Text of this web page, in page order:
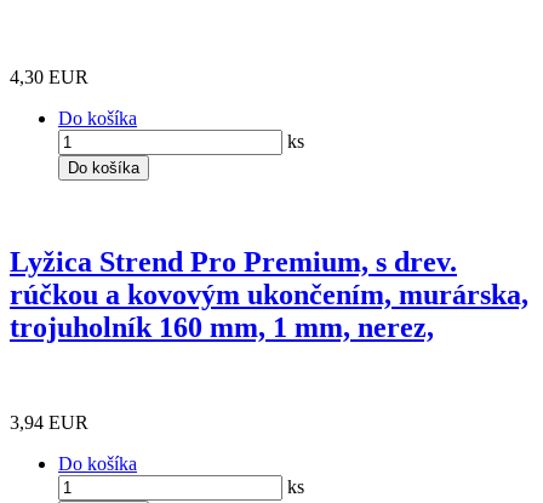
4,30 EUR
Do košíka
ks
Do košíka
Lyžica Strend Pro Premium, s drev.
rúčkou a kovovým ukončením, murárska,
trojuholník 160 mm, 1 mm, nerez,
3,94 EUR
Do košíka
ks